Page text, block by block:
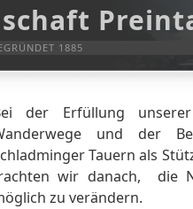
1885
der Erfüllung
und der
Tauern als
wir danach, die
zu verändern.